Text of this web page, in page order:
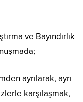
ve Bayındırlık
ayrılarak, ayrı
karşılaşmak,